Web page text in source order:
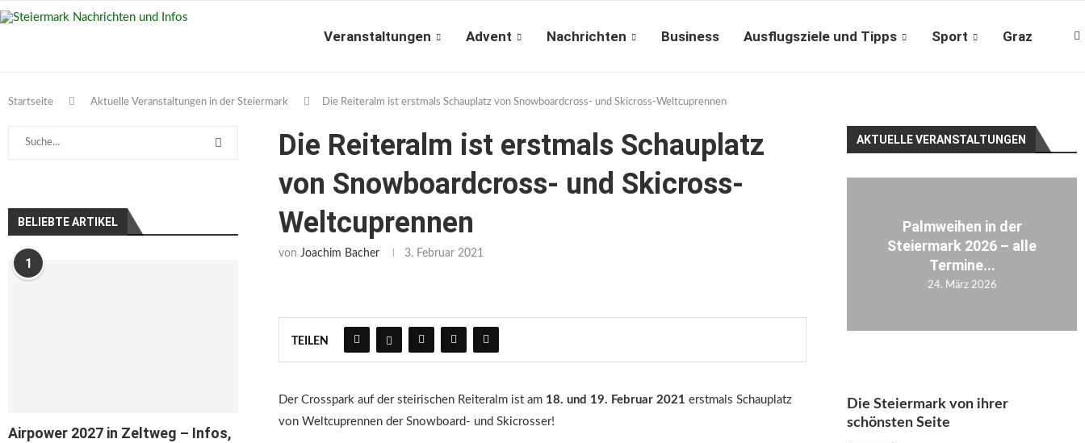
Veranstaltungen Advent Nachrichten Business Ausflugsziele und Tipps Sport Graz
Startseite Aktuelle Veranstaltungen in der Steiermark Die Reiteralm ist erstmals Schauplatz von Snowboardcross- und Skicross-Weltcuprennen
Die Reiteralm ist erstmals Schauplatz
von Snowboardcross- und Skicross-
Weltcuprennen
von Joachim Bacher 3. Februar 2021
TEILEN
Der Crosspark auf der steirischen Reiteralm ist am 18. und 19. Februar 2021 erstmals Schauplatz
von Weltcuprennen der Snowboard- und Skicrosser!
AKTUELLE VERANSTALTUNGEN
Palmweihen in der
Steiermark 2026 – alle
Termine...
24. März 2026
Die Steiermark von ihrer
schönsten Seite
BELIEBTE ARTIKEL
1
Airpower 2027 in Zeltweg – Infos,